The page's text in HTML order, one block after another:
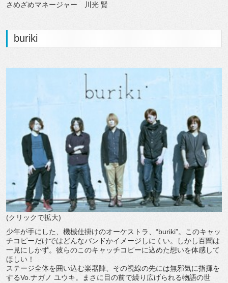
さめざめマネージャー 川光 賢
buriki
(クリックで拡大)
少年が手にした、機械仕掛けのオーケストラ、“buriki”。このキャッ
チコピーだけではどんなバンドかイメージしにくい。しかし百聞は
一見にしかず。彼らのこのキャッチコピーに込めた想いを体感して
ほしい！
ステージ全体を囲い込む楽器陣、その視線の先には無邪気に指揮を
するVo.ナガノ ユウキ。まさに目の前で繰り広げられる物語の世